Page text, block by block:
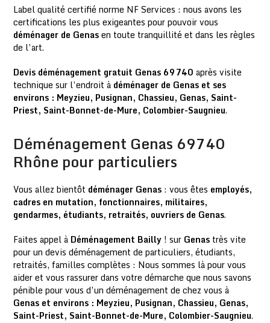
Label qualité certifié norme NF Services : nous avons les
certifications les plus exigeantes pour pouvoir vous
déménager de Genasen toute tranquillité et dans les règles
de l’art.
Devis déménagement gratuit Genas 69740 après visite
technique sur l’endroit à déménager de Genas et ses
environs : Meyzieu, Pusignan, Chassieu, Genas, Saint-
Priest, Saint-Bonnet-de-Mure, Colombier-Saugnieu.
Déménagement Genas 69740
Rhône pour particuliers
Vous allez bientôt déménager Genas : vous êtes employés,
cadres en mutation, fonctionnaires, militaires,
gendarmes, étudiants, retraités, ouvriers de Genas.
Faites appel à Déménagement Bailly ! sur Genas très vite
pour un devis déménagement de particuliers, étudiants,
retraités, familles complètes : Nous sommes là pour vous
aider et vous rassurer dans votre démarche que nous savons
pénible pour vous d’un déménagement de chez vous à
Genas et environs : Meyzieu, Pusignan, Chassieu, Genas,
Saint-Priest, Saint-Bonnet-de-Mure, Colombier-Saugnieu.